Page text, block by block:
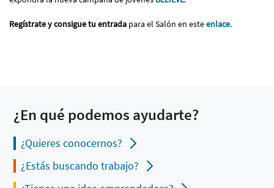
Regístrate y consigue tu entrada para el Salón en esteenlace.
¿En qué podemos ayudarte?
¿Quieres conocernos?
¿Estás buscando trabajo?